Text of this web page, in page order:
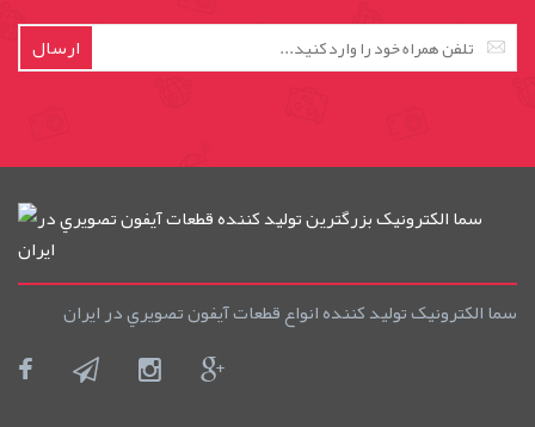
ارسال
سما الکترونيک توليد کننده انواع قطعات آيفون تصويري در ايران